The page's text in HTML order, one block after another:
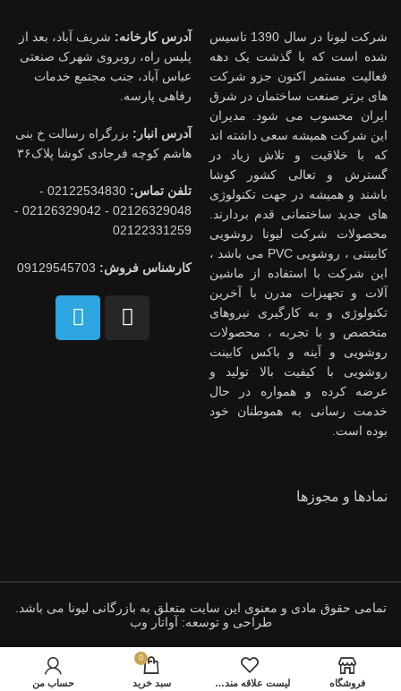
شرکت لیونا در سال 1390 تاسیس
شده است که با گذشت یک دهه
فعالیت مستمر اکنون جزو شرکت
های برتر صنعت ساختمان در شرق
ایران محسوب می شود. مدیران
این شرکت همیشه سعی داشته اند
که با خلاقیت و تلاش زیاد در
گسترش و تعالی کشور کوشا
باشند و همیشه در جهت تکنولوژی
های جدید ساختمانی قدم بردارند.
محصولات شرکت لیونا روشویی
کابینتی ، روشویی PVC می باشد ،
این شرکت با استفاده از ماشین
آلات و تجهیزات مدرن با آخرین
تکنولوژی و به کارگیری نیروهای
متخصص و با تجربه ، محصولات
روشویی و آینه و باکس کابینت
روشویی با کیفیت بالا تولید و
عرضه کرده و همواره در حال
خدمت رسانی به هموطنان خود
بوده است.
آدرس کارخانه: شریف آباد، بعد از
پلیس راه، روبروی شهرک صنعتی
عباس آباد، جنب مجتمع خدمات
رفاهی پارسه.
آدرس انبار: بزرگراه رسالت خ بنی
هاشم کوچه فرجادی کوشا پلاک۳۶
تلفن تماس:
02122534830 -
02126329048 - 02126329042 -
02122331259
کارشناس فروش: 09129545703
نمادها و مجوزها
تمامی حقوق مادی و معنوی این سایت متعلق به بازرگانی لیونا می باشد.
طراحی و توسعه: آواتار وب
فروشگاه لیست علاقه مندی ها
0
سبد خرید حساب من